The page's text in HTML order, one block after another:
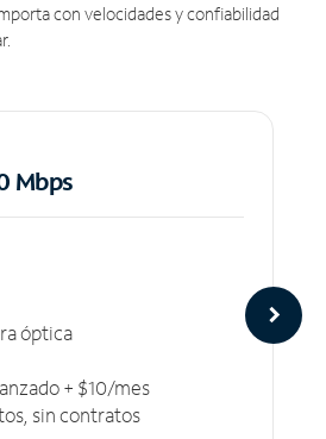
con velocidades y confiabilidad
Mbps
óptica
+ $10/mes
sin contratos